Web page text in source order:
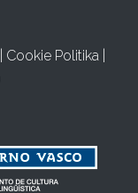
Cookie Politika